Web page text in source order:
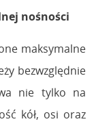
nośności
maksymalne
bezwzględnie
nie tylko na
kół, osi oraz